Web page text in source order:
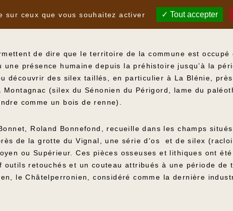
?
de dire que le territoire de la commune est
une présence humaine depuis la préhistoire jusqu’à la
découvrir des silex taillés, en particulier à La Blénie,
(silex du Sénonien du Périgord, lame du
comme un bois de renne).
Roland Bonnefond, recueille dans les champs
de la grotte du Vignal, une série d'os et de silex
ou Supérieur. Ces pièces osseuses et lithiques ont
outils retouchés et un couteau attribués à une période
le Châtelperronien, considéré comme la dernière
sur ceux que vous souhaitez activer
Tout accepter